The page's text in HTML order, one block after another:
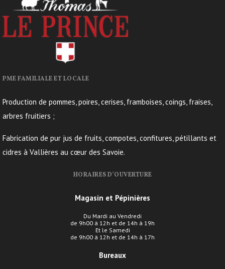
PME FAMILIALE ET LOCALE
Production de pommes, poires, cerises, framboises, coings, fraises,
arbres fruitiers ;
Fabrication de pur jus de fruits, compotes, confitures, pétillants et
cidres à Vallières au cœur des Savoie.
HORAIRES D’OUVERTURE
Magasin et Pépinières
Du Mardi au Vendredi
de 9h00 à 12h et de 14h à 19h
Et le Samedi
de 9h00 à 12h et de 14h à 17h
Bureaux